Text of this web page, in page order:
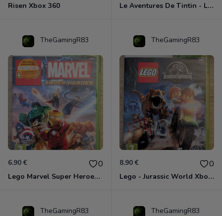
Risen Xbox 360 Le Aventures De Tintin - Le Secret De La Licorne Xbox 360
TheGamingR83
6.90 € 0
Lego Marvel Super Heroes Xbox 360
TheGamingR83
8.90 € 0
Lego - Jurassic World Xbox 360
TheGamingR83 TheGamingR83